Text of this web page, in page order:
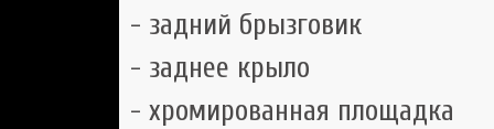
- задний брызговик
- заднее крыло
- хромированная площадка